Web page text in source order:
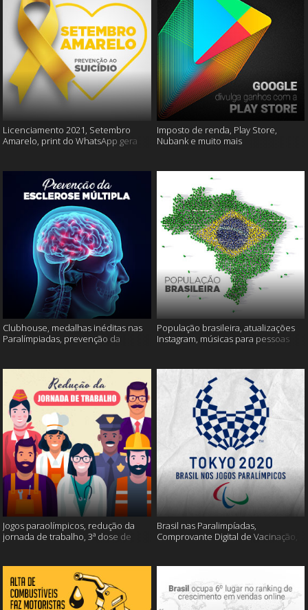
Licenciamento 2021, Setembro
Amarelo, print do WhatsApp gera
Imposto de renda, Play Store,
Nubank e muito mais
Clubhouse, medalhas inéditas nas
Paralímpiadas, prevenção da
População brasileira, atualizações
Instagram, músicas para pessoas
Jogos paraolímpicos, redução da
jornada de trabalho, 3ª dose de
Brasil nas Paralimpíadas,
Comprovante Digital de Vacinação,